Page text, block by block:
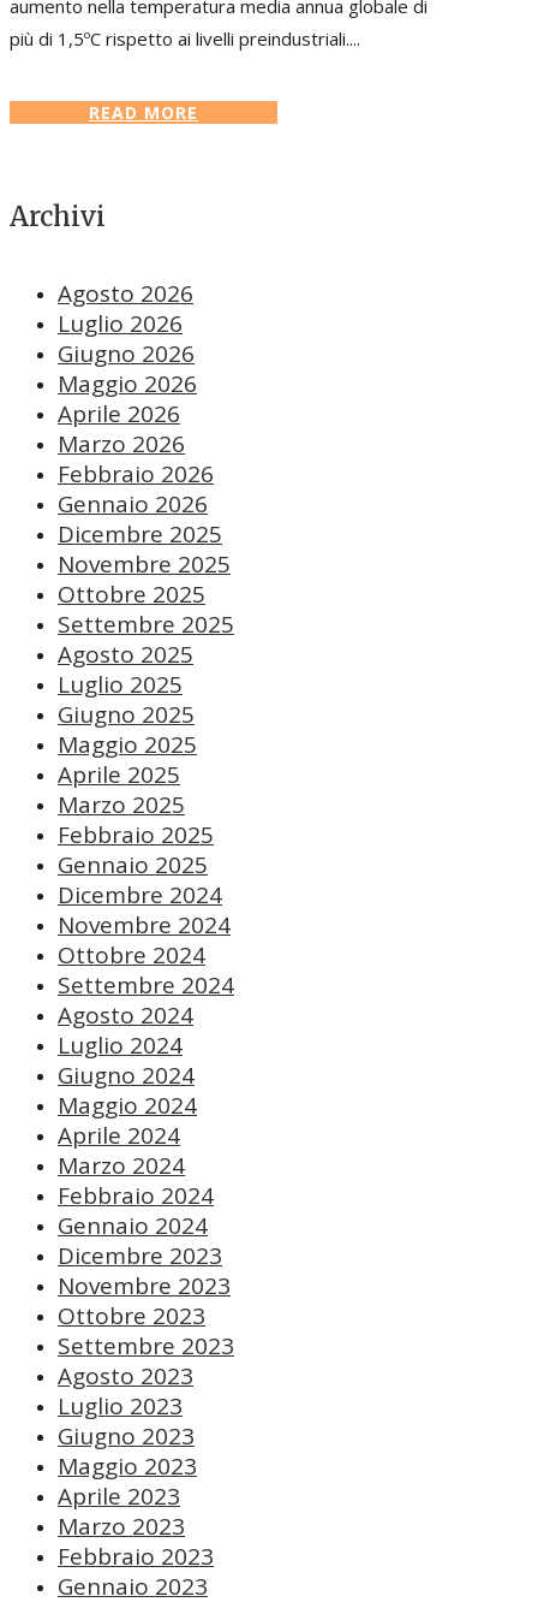
aumento nella temperatura media annua globale di
più di 1,5ºC rispetto ai livelli preindustriali....
READ MORE
Archivi
Agosto 2026
Luglio 2026
Giugno 2026
Maggio 2026
Aprile 2026
Marzo 2026
Febbraio 2026
Gennaio 2026
Dicembre 2025
Novembre 2025
Ottobre 2025
Settembre 2025
Agosto 2025
Luglio 2025
Giugno 2025
Maggio 2025
Aprile 2025
Marzo 2025
Febbraio 2025
Gennaio 2025
Dicembre 2024
Novembre 2024
Ottobre 2024
Settembre 2024
Agosto 2024
Luglio 2024
Giugno 2024
Maggio 2024
Aprile 2024
Marzo 2024
Febbraio 2024
Gennaio 2024
Dicembre 2023
Novembre 2023
Ottobre 2023
Settembre 2023
Agosto 2023
Luglio 2023
Giugno 2023
Maggio 2023
Aprile 2023
Marzo 2023
Febbraio 2023
Gennaio 2023